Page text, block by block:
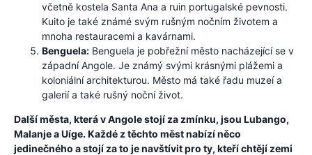
včetně kostela Santa Ana a ruin portugalské pevnosti.
Kuito je také známé svým rušným nočním životem a
mnoha restauracemi a kavárnami.
Benguela: Benguela je pobřežní město nacházející se v
západní Angole. Je známý svými krásnými plážemi a
koloniální architekturou. Město má také řadu muzeí a
galerií a také rušný noční život.
Další města, která v Angole stojí za zmínku, jsou Lubango,
Malanje a Uíge. Každé z těchto měst nabízí něco
jedinečného a stojí za to je navštívit pro ty, kteří chtějí zemi